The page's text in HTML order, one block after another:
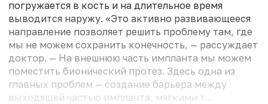
погружается в кость и на длительное время
выводится наружу. «Это активно развивающееся
направление позволяет решить проблему там, где
мы не можем сохранить конечность, — рассуждает
доктор. — На внешнюю часть импланта мы можем
поместить бионический протез. Здесь одна из
главных проблем — создание барьера между
выходящей частью импланта, мягкими т...